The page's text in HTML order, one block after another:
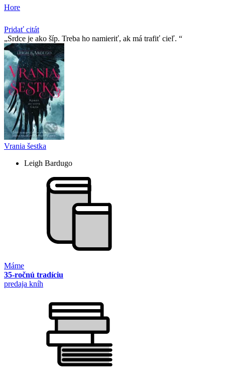
Hore
Pridať citát
Srdce je ako šíp. Treba ho namieriť, ak má trafiť cieľ.
Vrania šestka
Leigh Bardugo
Máme
35-ročnú tradíciu
predaja kníh